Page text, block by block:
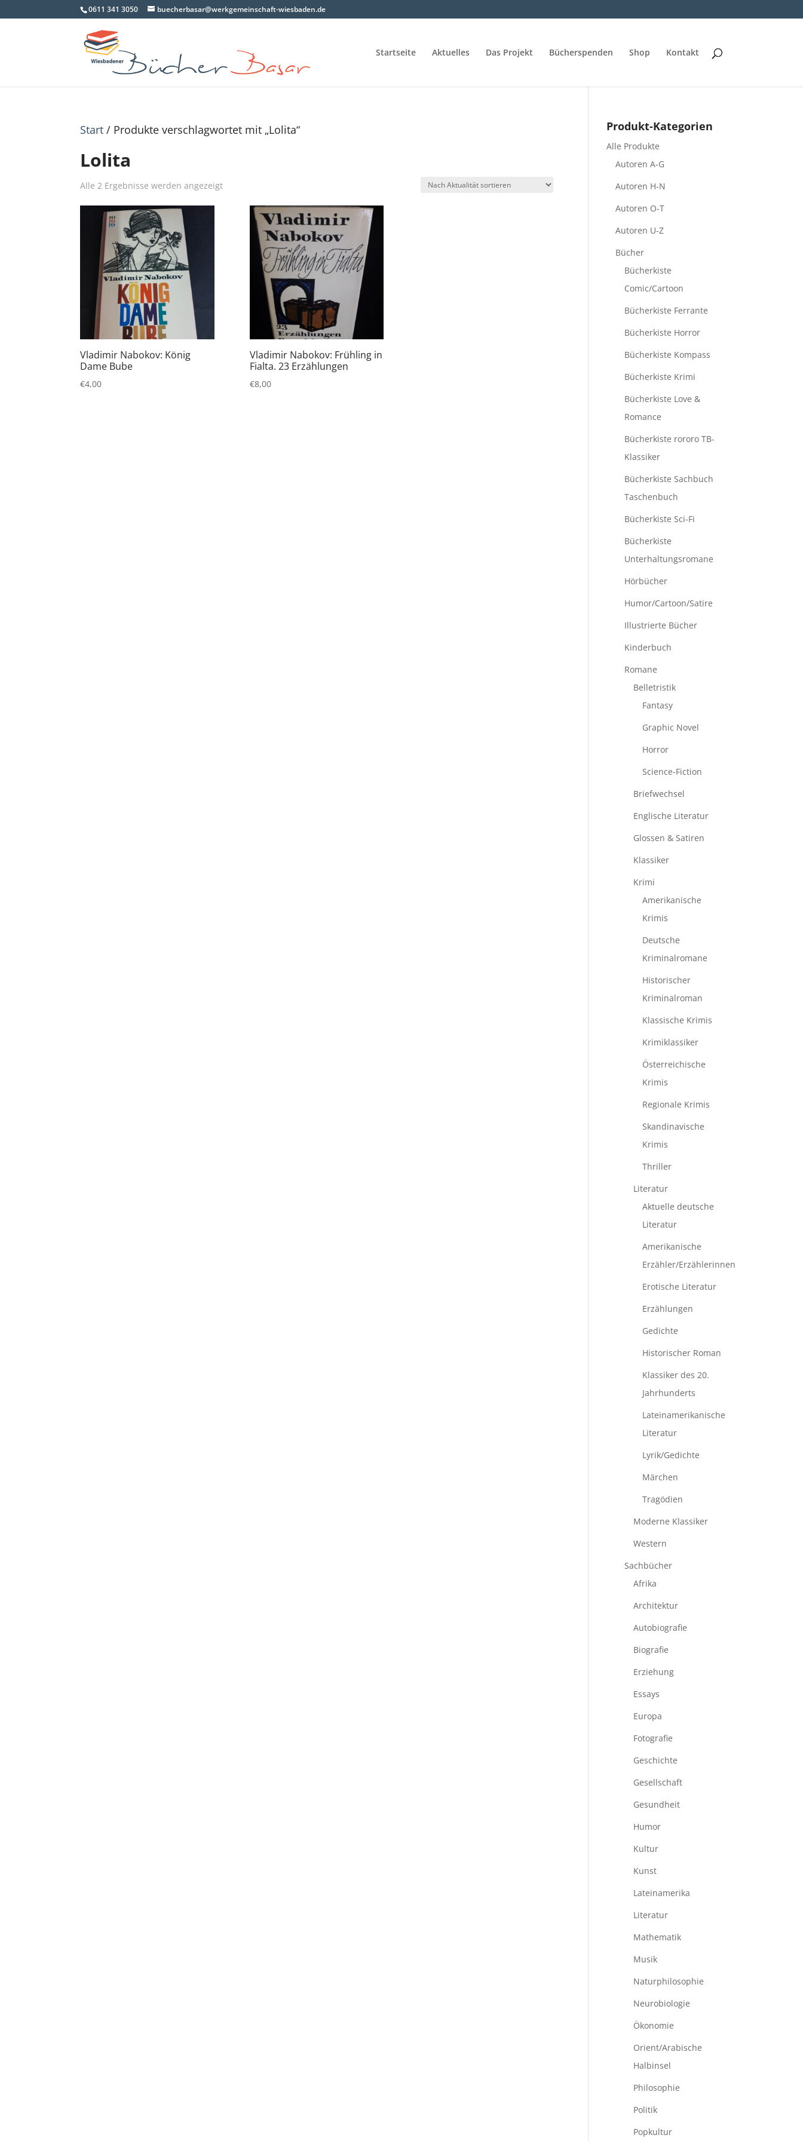
0611 341 3050 buecherbasar@werkgemeinschaft-wiesbaden.de
Startseite Aktuelles Das Projekt Bücherspenden Shop Kontakt
Start / Produkte verschlagwortet mit „Lolita“
Lolita
Alle 2 Ergebnisse werden angezeigtNach
Aktualität
Vladimir Nabokov: König
Dame Bube
€4,00
Vladimir Nabokov: Frühling in
Fialta. 23 Erzählungen
€8,00
Produkt-Kategorien
Alle Produkte
Autoren A-G
Autoren H-N
Autoren O-T
Autoren U-Z
Bücher
Bücherkiste
Comic/Cartoon
Bücherkiste Ferrante
Bücherkiste Horror
Bücherkiste Kompass
Bücherkiste Krimi
Bücherkiste Love &
Romance
Bücherkiste rororo TB-
Klassiker
Bücherkiste Sachbuch
Taschenbuch
Bücherkiste Sci-Fi
Bücherkiste
Unterhaltungsromane
Hörbücher
Humor/Cartoon/Satire
Illustrierte Bücher
Kinderbuch
Romane
Belletristik
Fantasy
Graphic Novel
Horror
Science-Fiction
Briefwechsel
Englische Literatur
Glossen & Satiren
Klassiker
Krimi
Amerikanische
Krimis
Deutsche
Kriminalromane
Historischer
Kriminalroman
Klassische Krimis
Krimiklassiker
Österreichische
Krimis
Regionale Krimis
Skandinavische
Krimis
Thriller
Literatur
Aktuelle deutsche
Literatur
Amerikanische
Erzähler/Erzählerinnen
Erotische Literatur
Erzählungen
Gedichte
Historischer Roman
Klassiker des 20.
Jahrhunderts
Lateinamerikanische
Literatur
Lyrik/Gedichte
Märchen
Tragödien
Moderne Klassiker
Western
Sachbücher
Afrika
Architektur
Autobiografie
Biografie
Erziehung
Essays
Europa
Fotografie
Geschichte
Gesellschaft
Gesundheit
Humor
Kultur
Kunst
Lateinamerika
Literatur
Mathematik
Musik
Naturphilosophie
Neurobiologie
Ökonomie
Orient/Arabische
Halbinsel
Philosophie
Politik
Popkultur